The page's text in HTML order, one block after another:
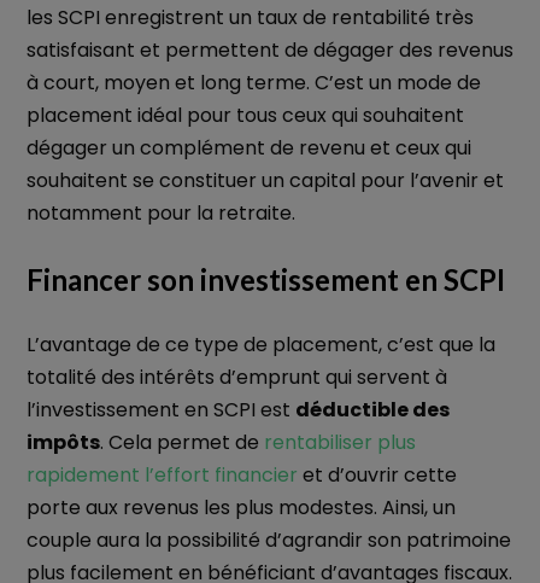
les SCPI enregistrent un taux de rentabilité très
satisfaisant et permettent de dégager des revenus
à court, moyen et long terme. C’est un mode de
placement idéal pour tous ceux qui souhaitent
dégager un complément de revenu et ceux qui
souhaitent se constituer un capital pour l’avenir et
notamment pour la retraite.
Financer son investissement en SCPI
L’avantage de ce type de placement, c’est que la
totalité des intérêts d’emprunt qui servent à
l’investissement en SCPI est déductible des
impôts. Cela permet de rentabiliser plus
rapidement l’effort financier et d’ouvrir cette
porte aux revenus les plus modestes. Ainsi, un
couple aura la possibilité d’agrandir son patrimoine
plus facilement en bénéficiant d’avantages fiscaux.